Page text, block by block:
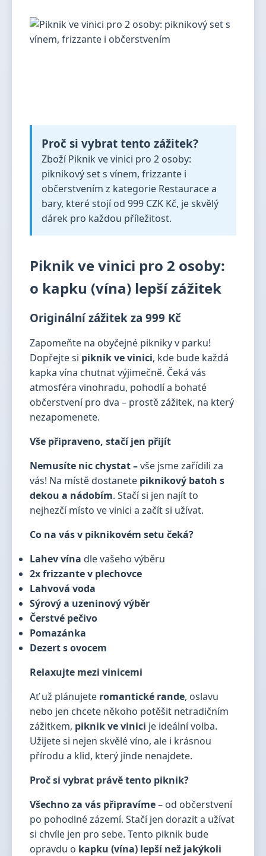
Proč si vybrat tento zážitek?
Zboží Piknik ve vinici pro 2 osoby:
piknikový set s vínem, frizzante i
občerstvením z kategorie Restaurace a
bary, které stojí od 999 CZK Kč, je skvělý
dárek pro každou příležitost.
Piknik ve vinici pro 2 osoby:
o kapku (vína) lepší zážitek
Originální zážitek za 999 Kč
Zapomeňte na obyčejné pikniky v parku!
Dopřejte si piknik ve vinici, kde bude každá
kapka vína chutnat výjimečně. Čeká vás
atmosféra vinohradu, pohodlí a bohaté
občerstvení pro dva – prostě zážitek, na který
nezapomenete.
Vše připraveno, stačí jen přijít
Nemusíte nic chystat –vše jsme zařídili za
vás! Na místě dostanete piknikový batoh s
dekou a nádobím. Stačí si jen najít to
nejhezčí místo ve vinici a začít si užívat.
Co na vás v piknikovém setu čeká?
Lahev vína dle vašeho výběru
2x frizzante v plechovce
Lahvová voda
Sýrový a uzeninový výběr
Čerstvé pečivo
Pomazánka
Dezert s ovocem
Relaxujte mezi vinicemi
Ať už plánujete romantické rande, oslavu
nebo jen chcete někoho potěšit netradičním
zážitkem, piknik ve vinici je ideální volba.
Užijete si nejen skvělé víno, ale i krásnou
přírodu a klid, který jinde nenajdete.
Proč si vybrat právě tento piknik?
Všechno za vás připravíme– od občerstvení
po pohodlné zázemí. Stačí jen dorazit a užívat
si chvíle jen pro sebe. Tento piknik bude
opravdu o kapku (vína) lepší než jakýkoli